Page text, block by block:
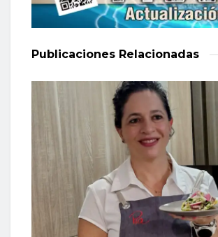
Publicaciones Relacionadas